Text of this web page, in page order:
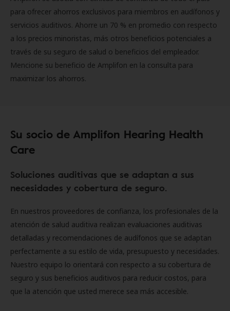
para ofrecer ahorros exclusivos para miembros en audífonos y
servicios auditivos. Ahorre un 70 % en promedio con respecto
a los precios minoristas, más otros beneficios potenciales a
través de su seguro de salud o beneficios del empleador.
Mencione su beneficio de Amplifon en la consulta para
maximizar los ahorros.
Su socio de Amplifon Hearing Health
Care
Soluciones auditivas que se adaptan a sus
necesidades y cobertura de seguro.
En nuestros proveedores de confianza, los profesionales de la
atención de salud auditiva realizan evaluaciones auditivas
detalladas y recomendaciones de audífonos que se adaptan
perfectamente a su estilo de vida, presupuesto y necesidades.
Nuestro equipo lo orientará con respecto a su cobertura de
seguro y sus beneficios auditivos para reducir costos, para
que la atención que usted merece sea más accesible.